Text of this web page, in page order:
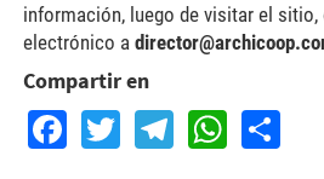
información, luego de visitar el
electrónico a
Compartir en
Facebook
TwitterTelegram